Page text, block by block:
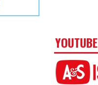
YOUTUBE